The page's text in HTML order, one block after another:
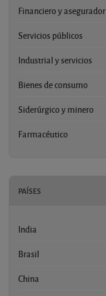
Financiero y asegurador
Servicios públicos
Industrial y servicios
Bienes de consumo
Siderúrgico y minero
Farmacéutico
PAÍSES
India
Brasil
China